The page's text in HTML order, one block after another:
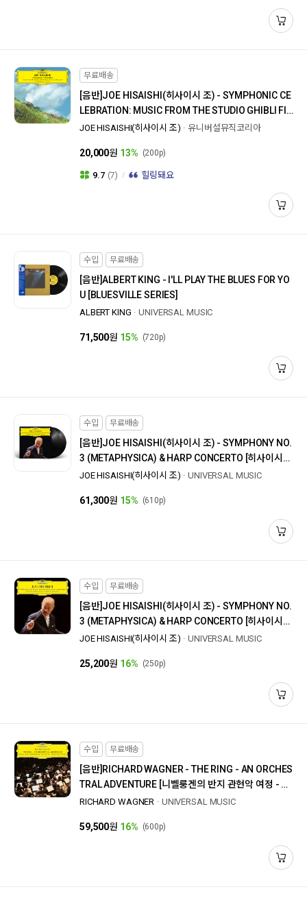
무료배송
[음반]JOE HISAISHI(히사이시 조) - SYMPHONIC CE
LEBRATION: MUSIC FROM THE STUDIO GHIBLI FIL
MS OF HAYAO MIYAZAKI [심포닉 셀레브레이션: 뮤직
JOE HISAISHI(히사이시 조) 유니버설뮤직코리아
20,000원 13% (200p)
9.7 (7) 힐링돼요
수입 무료배송
[음반]ALBERT KING - I'LL PLAY THE BLUES FOR YO
U [BLUESVILLE SERIES]
ALBERT KING UNIVERSAL MUSIC
71,500원 15% (720p)
수입 무료배송
[음반]JOE HISAISHI(히사이시 조) - SYMPHONY NO.
3 (METAPHYSICA) & HARP CONCERTO [히사이시
조: 교향곡 3번, 하프 협주곡] [180G LP]
JOE HISAISHI(히사이시 조) UNIVERSAL MUSIC
61,300원 15% (610p)
수입 무료배송
[음반]JOE HISAISHI(히사이시 조) - SYMPHONY NO.
3 (METAPHYSICA) & HARP CONCERTO [히사이시
조: 교향곡 3번, 하프 협주곡]
JOE HISAISHI(히사이시 조) UNIVERSAL MUSIC
25,200원 16% (250p)
수입 무료배송
[음반] RICHARD WAGNER - THE RING - AN ORCHES
TRAL ADVENTURE [니벨룽겐의 반지 관현악 여정 - 타
르모 펠토코스키] [ LP]
RICHARD WAGNER UNIVERSAL MUSIC
59,500원 16% (600p)